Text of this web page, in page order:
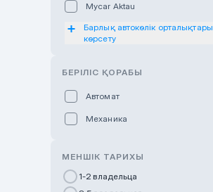
Mycar Aktau
Mycar Uralsk
Haval & Tank Pavlodar
Bavaria Almaty
Mycar Shymkent
Барлық автокөлік орталықтары
көрсету
БЕРІЛІС ҚОРАБЫ
Автомат
Механика
МЕНШІК ТАРИХЫ
1-2 владельца